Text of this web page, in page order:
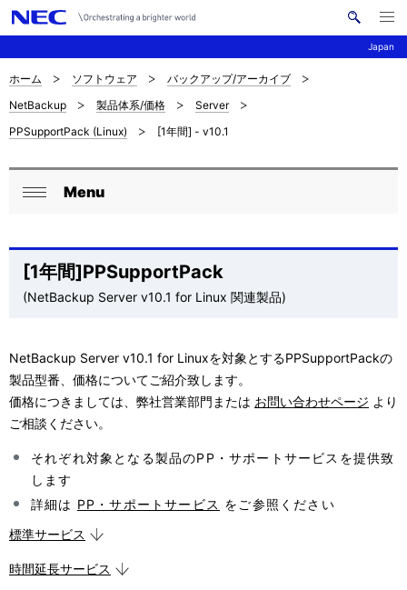
Japan
イ
メ
ニ
ュ
ナ
ビ
ゲ
ー
ン
サ
イ
内
現
在
置
を
表
示
ホーム ソフトウェア
バックアップ/アーカイブ
NetBackup
製品体系/価格
Server
PPSupportPack (Linux)
[1年間] - v10.1
ロ
カ
ル
ビ
ゲ
ー
ョ
ン
る
Menu
[1年間]PPSupportPack
(NetBackup Server v10.1 for Linux 関連製品)
NetBackup Server v10.1 for Linuxを対象とするPPSupportPackの
製品型番、価格についてご紹介致します。
価格につきましては、弊社営業部門または お問い合わせページ より
ご相談ください。
それぞれ対象となる製品のPP・サポートサービスを提供致
します
詳細は PP・サポートサービス をご参照ください
標準サービス
時間延長サービス